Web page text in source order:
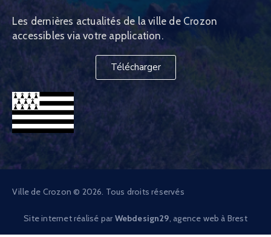
Les dernières actualités de la ville de Crozon
accessibles via votre application.
Télécharger
Ville de Crozon © 2026. Tous droits réservés
Site internet réalisé par Webdesign29 , agence web à Brest